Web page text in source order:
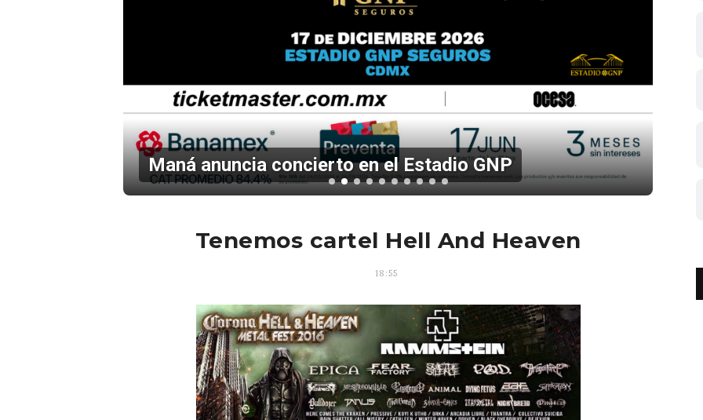
Maná anuncia concierto en el Estadio GNP
Tenemos cartel Hell And Heaven
18:55